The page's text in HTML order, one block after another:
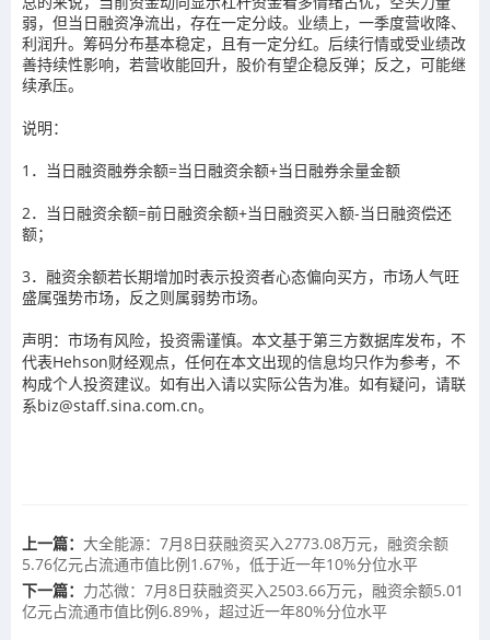
弱，但当日融资净流出，存在一定分歧。业绩上，一季度营收降、
利润升。筹码分布基本稳定，且有一定分红。后续行情或受业绩改
善持续性影响，若营收能回升，股价有望企稳反弹；反之，可能继
续承压。
说明：
1．当日融资融券余额=当日融资余额+当日融券余量金额
2．当日融资余额=前日融资余额+当日融资买入额-当日融资偿还
额；
3．融资余额若长期增加时表示投资者心态偏向买方，市场人气旺
盛属强势市场，反之则属弱势市场。
声明：市场有风险，投资需谨慎。本文基于第三方数据库发布，不
代表Hehson财经观点，任何在本文出现的信息均只作为参考，不
构成个人投资建议。如有出入请以实际公告为准。如有疑问，请联
系biz@staff.sina.com.cn。
上一篇： 大全能源：7月8日获融资买入2773.08万元，融资余额
5.76亿元占流通市值比例1.67%，低于近一年10%分位水平
下一篇： 力芯微：7月8日获融资买入2503.66万元，融资余额5.01
亿元占流通市值比例6.89%，超过近一年80%分位水平